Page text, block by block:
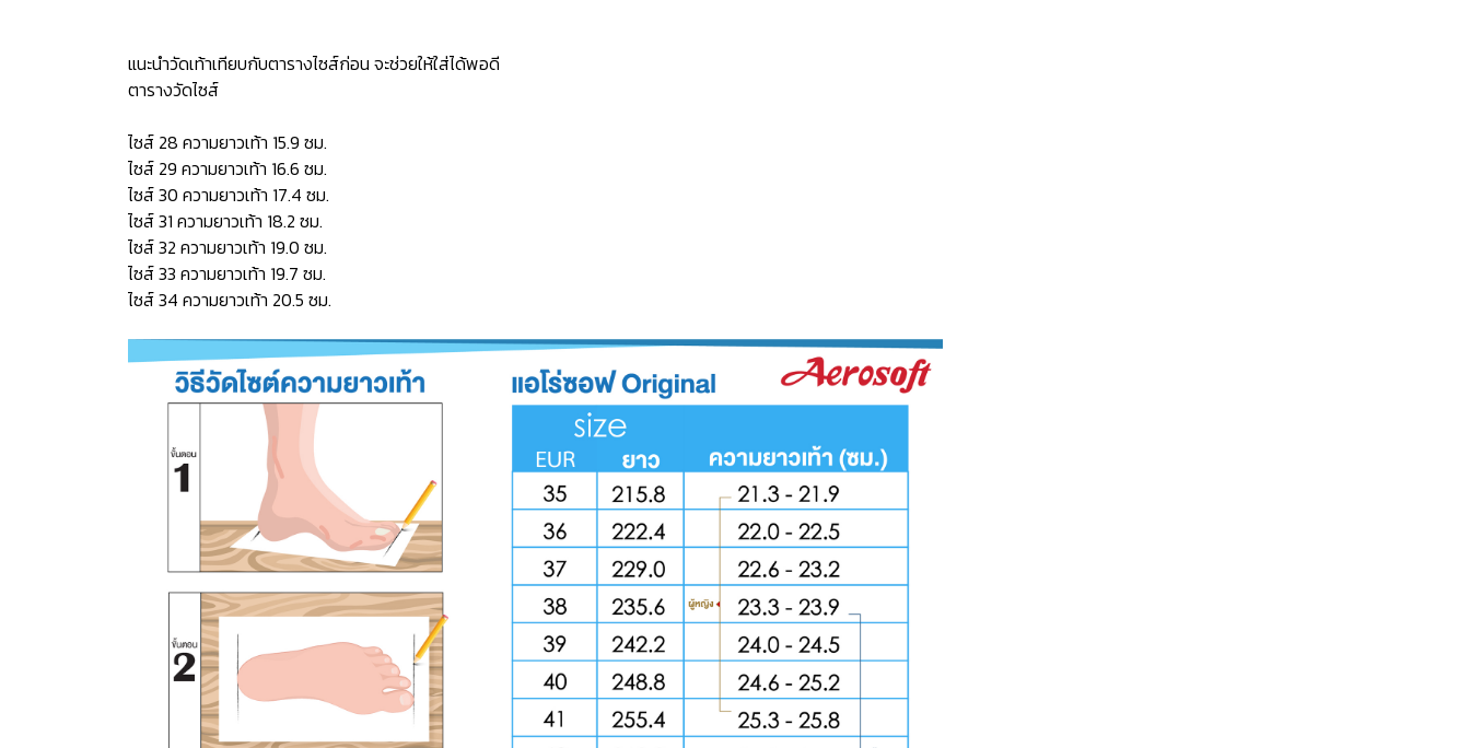
แนะนำวัดเท้าเทียบกับตารางไซส์ก่อน จะช่วยให้ใส่ได้พอดี
ตารางวัดไซส์
ไซส์ 28 ความยาวเท้า 15.9 ซม.
ไซส์ 29 ความยาวเท้า 16.6 ซม.
ไซส์ 30 ความยาวเท้า 17.4 ซม.
ไซส์ 31 ความยาวเท้า 18.2 ซม.
ไซส์ 32 ความยาวเท้า 19.0 ซม.
ไซส์ 33 ความยาวเท้า 19.7 ซม.
ไซส์ 34 ความยาวเท้า 20.5 ซม.